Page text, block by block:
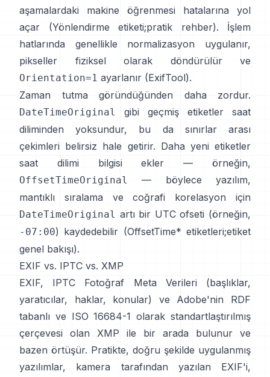
aşamalardaki makine öğrenmesi hatalarına yol
açar (Yönlendirme etiketi;pratik rehber). İşlem
hatlarında genellikle normalizasyon uygulanır,
pikseller fiziksel olarak döndürülür ve
Orientation=1 ayarlanır (ExifTool).
Zaman tutma göründüğünden daha zordur.
DateTimeOriginal
gibi geçmiş etiketler saat
diliminden yoksundur, bu da sınırlar arası
çekimleri belirsiz hale getirir. Daha yeni etiketler
saat dilimi bilgisi ekler — örneğin,
OffsetTimeOriginal
— böylece yazılım,
mantıklı sıralama ve coğrafi korelasyon için
DateTimeOriginal artı bir UTC ofseti (örneğin,
-07:00) kaydedebilir (OffsetTime* etiketleri;etiket
genel bakışı).
EXIF vs. IPTC vs. XMP
EXIF, IPTC Fotoğraf Meta Verileri (başlıklar,
yaratıcılar, haklar, konular) ve Adobe'nin RDF
tabanlı ve ISO 16684-1 olarak standartlaştırılmış
çerçevesi olan XMP ile bir arada bulunur ve
bazen örtüşür. Pratikte, doğru şekilde uygulanmış
yazılımlar, kamera tarafından yazılan EXIF'i,